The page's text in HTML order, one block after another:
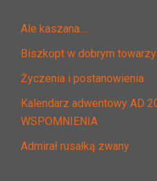
Ale kaszana….
Biszkopt w dobrym
Życzenia i postanowienia
Kalendarz adwentowy AD
WSPOMNIENIA
Admirał rusałką zwany